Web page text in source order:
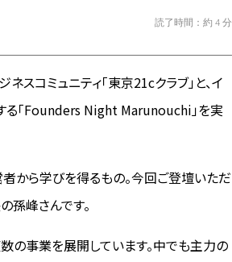
読了時間：約 4 分
コミュニティ「東京21cクラブ」と、イ
る「Founders Night Marunouchi」を実
から学びを得るもの。今回ご登壇いただ
孫峰さんです。
数の事業を展開しています。中でも主力の